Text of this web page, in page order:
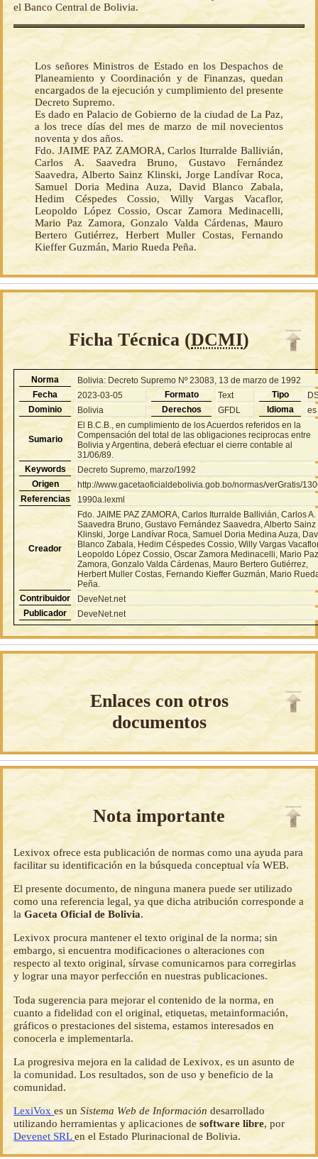
el Banco Central de Bolivia.
Los señores Ministros de Estado en los Despachos de
Planeamiento y Coordinación y de Finanzas, quedan
encargados de la ejecución y cumplimiento del presente
Decreto Supremo.
Es dado en Palacio de Gobierno de la ciudad de La Paz,
a los trece días del mes de marzo de mil novecientos
noventa y dos años.
Fdo. JAIME PAZ ZAMORA, Carlos Iturralde Ballivián,
Carlos A. Saavedra Bruno, Gustavo Fernández
Saavedra, Alberto Sainz Klinski, Jorge Landívar Roca,
Samuel Doria Medina Auza, David Blanco Zabala,
Hedim Céspedes Cossio, Willy Vargas Vacaflor,
Leopoldo López Cossio, Oscar Zamora Medinacelli,
Mario Paz Zamora, Gonzalo Valda Cárdenas, Mauro
Bertero Gutiérrez, Herbert Muller Costas, Fernando
Kieffer Guzmán, Mario Rueda Peña.
Ficha Técnica (DCMI)
Norma
Bolivia: Decreto Supremo Nº 23083, 13 de marzo de 1992
Fecha
2023-03-05 Formato Text Tipo
Dominio
Bolivia Derechos GFDL Idioma es
Sumario
El B.C.B., en cumplimiento de los Acuerdos referidos en la
Compensación del total de las obligaciones reciprocas entre
Bolivia y Argentina, deberá efectuar el cierre contable al
31/06/89.
Keywords
Decreto Supremo, marzo/1992
Origen
http://www.gacetaoficialdebolivia.gob.bo/normas/verGratis/
Referencias
1990a.lexml
Creador
Fdo. JAIME PAZ ZAMORA, Carlos Iturralde Ballivián, Carlos A.
Saavedra Bruno, Gustavo Fernández Saavedra, Alberto Sainz
Klinski, Jorge Landívar Roca, Samuel Doria Medina Auza,
Blanco Zabala, Hedim Céspedes Cossio, Willy Vargas
Leopoldo López Cossio, Oscar Zamora Medinacelli, Mario
Zamora, Gonzalo Valda Cárdenas, Mauro Bertero Gutiérrez,
Herbert Muller Costas, Fernando Kieffer Guzmán, Mario
Peña.
Contribuidor
DeveNet.net
Publicador
DeveNet.net
Enlaces con otros
documentos
Nota importante
Lexivox ofrece esta publicación de normas como una ayuda para
facilitar su identificación en la búsqueda conceptual vía WEB.
El presente documento, de ninguna manera puede ser utilizado
como una referencia legal, ya que dicha atribución corresponde a
laGaceta Oficial de Bolivia.
Lexivox procura mantener el texto original de la norma; sin
embargo, si encuentra modificaciones o alteraciones con
respecto al texto original, sírvase comunicarnos para corregirlas
y lograr una mayor perfección en nuestras publicaciones.
Toda sugerencia para mejorar el contenido de la norma, en
cuanto a fidelidad con el original, etiquetas, metainformación,
gráficos o prestaciones del sistema, estamos interesados en
conocerla e implementarla.
La progresiva mejora en la calidad de Lexivox, es un asunto de
la comunidad. Los resultados, son de uso y beneficio de la
comunidad.
LexiVoxes unSistema Web de Información desarrollado
utilizando herramientas y aplicaciones desoftware libre, por
Devenet SRLen el Estado Plurinacional de Bolivia.